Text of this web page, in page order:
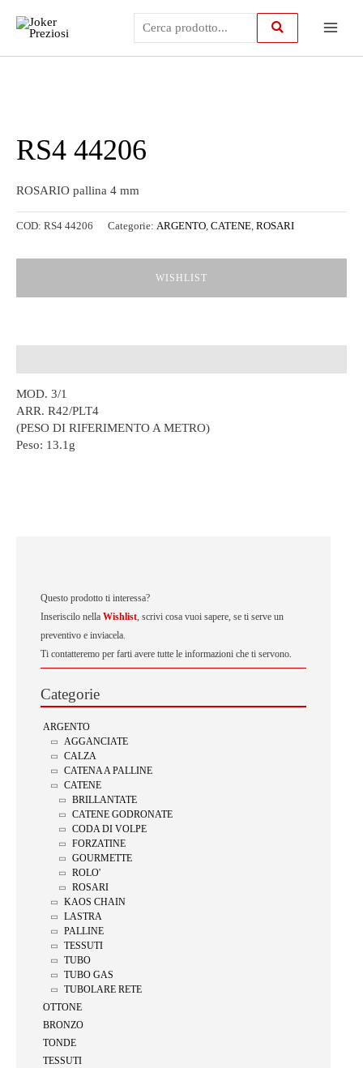
contenuto
Questo prodotto ti interessa?
Inseriscilo nella Wishlist, scrivi cosa vuoi sapere, se ti serve un
preventivo e inviacela.
Ti contatteremo per farti avere tutte le informazioni che ti servono.
Categorie
ARGENTO
AGGANCIATE
CALZA
CATENA A PALLINE
CATENE
BRILLANTATE
CATENE GODRONATE
CODA DI VOLPE
FORZATINE
GOURMETTE
ROLO'
ROSARI
KAOS CHAIN
LASTRA
PALLINE
TESSUTI
TUBO
TUBO GAS
TUBOLARE RETE
OTTONE
BRONZO
TONDE
TESSUTI
RS4 44206
ROSARIO pallina 4 mm
COD: RS4 44206 Categorie: ARGENTO, CATENE, ROSARI
WISHLIST
MOD. 3/1
ARR. R42/PLT4
(PESO DI RIFERIMENTO A METRO)
Peso: 13.1g